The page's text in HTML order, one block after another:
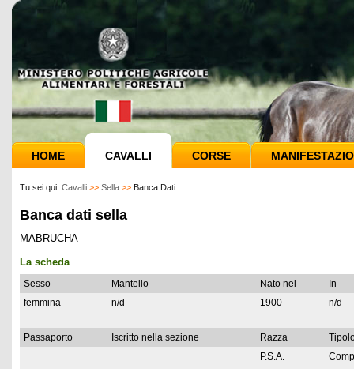
HOME CAVALLI CORSE
Tu sei qui: Cavalli >> Sella >> Banca Dati
Banca dati sella
MABRUCHA
La scheda
Sesso Mantello Nato nel
In
femmina
n/d 1900 n/d
Passaporto Iscritto nella sezione Razza
P.S.A.